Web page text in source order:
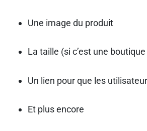
Une image du produit
La taille (si c’est une
Un lien pour que les
Et plus encore